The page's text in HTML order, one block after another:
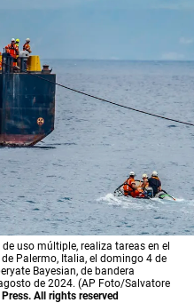
uso múltiple, realiza tareas en el
Palermo, Italia, el domingo 4 de
Bayesian, de bandera
de 2024. (AP Foto/Salvatore
All rights reserved